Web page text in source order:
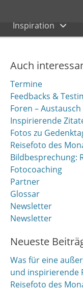
Inspiration
Auch
Termine
Feedbacks &
Foren – Austausch
Inspirierende
Fotos zu
Reisefoto des
Bildbesprechung:
Fotocoaching
Partner
Glossar
Newsletter
Newsletter
Neueste
Was für eine
und inspirierende
Reisefoto des